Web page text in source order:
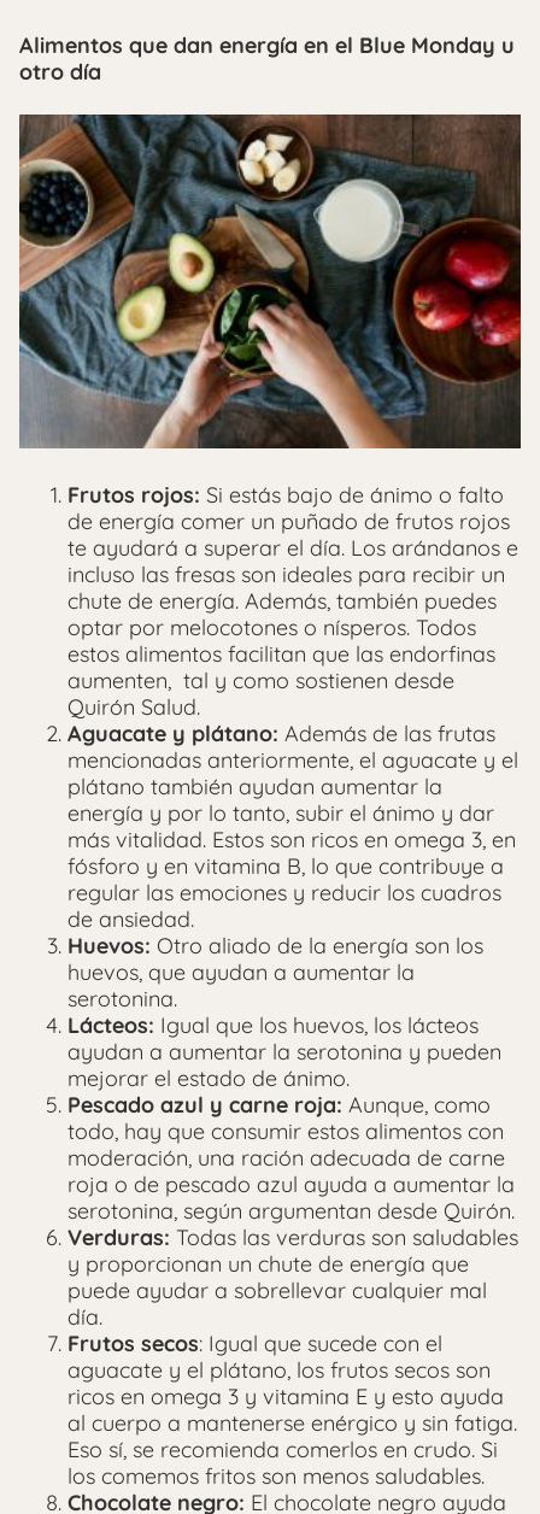
Alimentos que dan energía en el Blue Monday u
otro día
Frutos rojos: Si estás bajo de ánimo o falto
de energía comer un puñado de frutos rojos
te ayudará a superar el día. Los arándanos e
incluso las fresas son ideales para recibir un
chute de energía. Además, también puedes
optar por melocotones o nísperos. Todos
estos alimentos facilitan que las endorfinas
aumenten, tal y como sostienen desde
Quirón Salud.
Aguacate y plátano: Además de las frutas
mencionadas anteriormente, el aguacate y el
plátano también ayudan aumentar la
energía y por lo tanto, subir el ánimo y dar
más vitalidad. Estos son ricos en omega 3, en
fósforo y en vitamina B, lo que contribuye a
regular las emociones y reducir los cuadros
de ansiedad.
Huevos: Otro aliado de la energía son los
huevos, que ayudan a aumentar la
serotonina.
Lácteos: Igual que los huevos, los lácteos
ayudan a aumentar la serotonina y pueden
mejorar el estado de ánimo.
Pescado azul y carne roja: Aunque, como
todo, hay que consumir estos alimentos con
moderación, una ración adecuada de carne
roja o de pescado azul ayuda a aumentar la
serotonina, según argumentan desde Quirón.
Verduras: Todas las verduras son saludables
y proporcionan un chute de energía que
puede ayudar a sobrellevar cualquier mal
día.
Frutos secos: Igual que sucede con el
aguacate y el plátano, los frutos secos son
ricos en omega 3 y vitamina E y esto ayuda
al cuerpo a mantenerse enérgico y sin fatiga.
Eso sí, se recomienda comerlos en crudo. Si
los comemos fritos son menos saludables.
Chocolate negro: El chocolate negro ayuda